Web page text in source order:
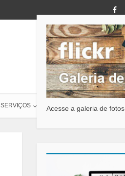
SERVIÇOS CONTATO
Acesse a galeria de fotos